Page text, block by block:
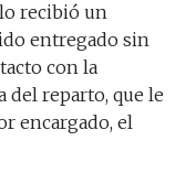
recibió un
entregado sin
con la
del reparto, que le
encargado, el